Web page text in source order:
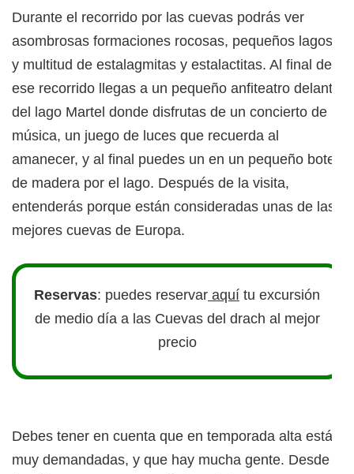
Durante el recorrido por las cuevas podrás ver
asombrosas formaciones rocosas, pequeños lagos,
y multitud de estalagmitas y estalactitas. Al final de
ese recorrido llegas a un pequeño anfiteatro delante
del lago Martel donde disfrutas de un concierto de
música, un juego de luces que recuerda al
amanecer, y al final puedes un en un pequeño bote
de madera por el lago. Después de la visita,
entenderás porque están consideradas unas de las
mejores cuevas de Europa.
Reservas: puedes reservar aquí tu excursión
de medio día a las Cuevas del drach al mejor
precio
Debes tener en cuenta que en temporada alta están
muy demandadas, y que hay mucha gente. Desde